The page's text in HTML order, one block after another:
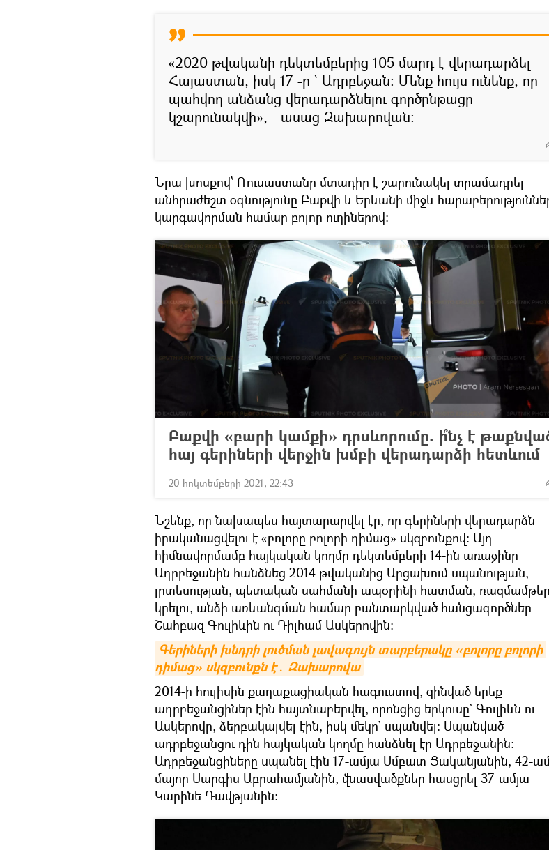
«2020 թվականի դեկտեմբերից 105 մարդ է վերադարձել
Հայաստան, իսկ 17 -ը ՝ Ադրբեջան: Մենք հույս ունենք, որ
պահվող անձանց վերադարձնելու գործընթացը
կշարունակվի», - ասաց Զախարովան:
Նրա խոսքով՝ Ռուսաստանը մտադիր է շարունակել տրամադրել
անհրաժեշտ օգնությունը Բաքվի և Երևանի միջև
կարգավորման համար բոլոր ուղիներով։
Բաքվի «բարի կամքի» դրսևորումը. ի՞նչ է
հայ գերիների վերջին խմբի վերադարձի հետևում
20 հոկտեմբերի 2021, 22:43
Նշենք, որ նախապես հայտարարվել էր, որ գերիների վերադարձն
իրականացվելու է «բոլորը բոլորի դիմաց» սկզբունքով: Այդ
հիմնավորմամբ հայկական կողմը դեկտեմբերի 14-ին առաջինը
Ադրբեջանին հանձնեց 2014 թվականից Արցախում սպանության,
լրտեսության, պետական սահմանի ապօրինի հատման,
կրելու, անձի առևանգման համար բանտարկված հանցագործներ
Շահբազ Գուլիևին ու Դիլհամ Ասկերովին:
Գերիների խնդրի լուծման լավագույն տարբերակը «բոլորը բոլորի
դիմաց» սկզբունքն է․ Զախարովա
2014-ի հուլիսին քաղաքացիական հագուստով, զինված երեք
ադրբեջանցիներ էին հայտնաբերվել, որոնցից երկուսը` Գուլիևն ու
Ասկերովը, ձերբակալվել էին, իսկ մեկը` սպանվել։ Սպանված
ադրբեջանցու դին հայկական կողմը հանձնել էր Ադրբեջանին։
Ադրբեջանցիները սպանել էին 17-ամյա Սմբատ Ցականյանին, 42-
մայոր Սարգիս Աբրահամյանին, վնասվածքներ հասցրել 37-ամյա
Կարինե Դավթյանին։